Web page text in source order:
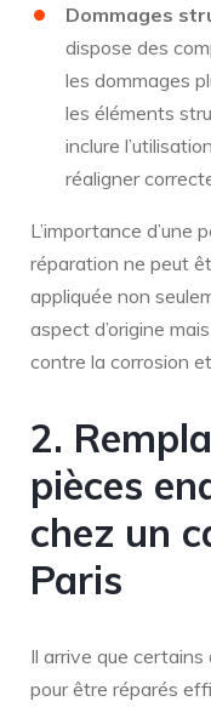
Dommages
dispose des
les dommages
les éléments
inclure
réaligner
L’importance d’une
réparation ne peut
appliquée non
aspect d’origine
contre la corrosion
2.
pièces
chez un
Paris
Il arrive que
pour être réparés